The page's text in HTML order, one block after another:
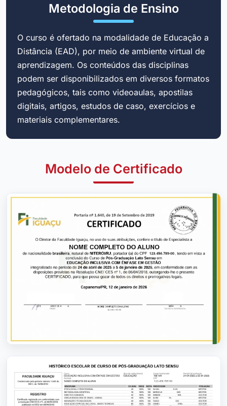
Metodologia de Ensino
O curso é ofertado na modalidade de Educação a
Distância (EAD), por meio de ambiente virtual de
aprendizagem. Os conteúdos das disciplinas
podem ser disponibilizados em diversos formatos
pedagógicos, tais como videoaulas, apostilas
digitais, artigos, estudos de caso, exercícios e
materiais complementares.
Modelo de Certificado